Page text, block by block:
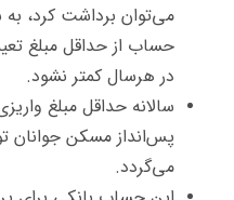
می‌توان برداشت کرد،
حساب از حداقل مبلغ
در هرسال کمتر نشود.
سالانه حداقل مبلغ
پس‌انداز مسکن جوانان
می‌گردد.